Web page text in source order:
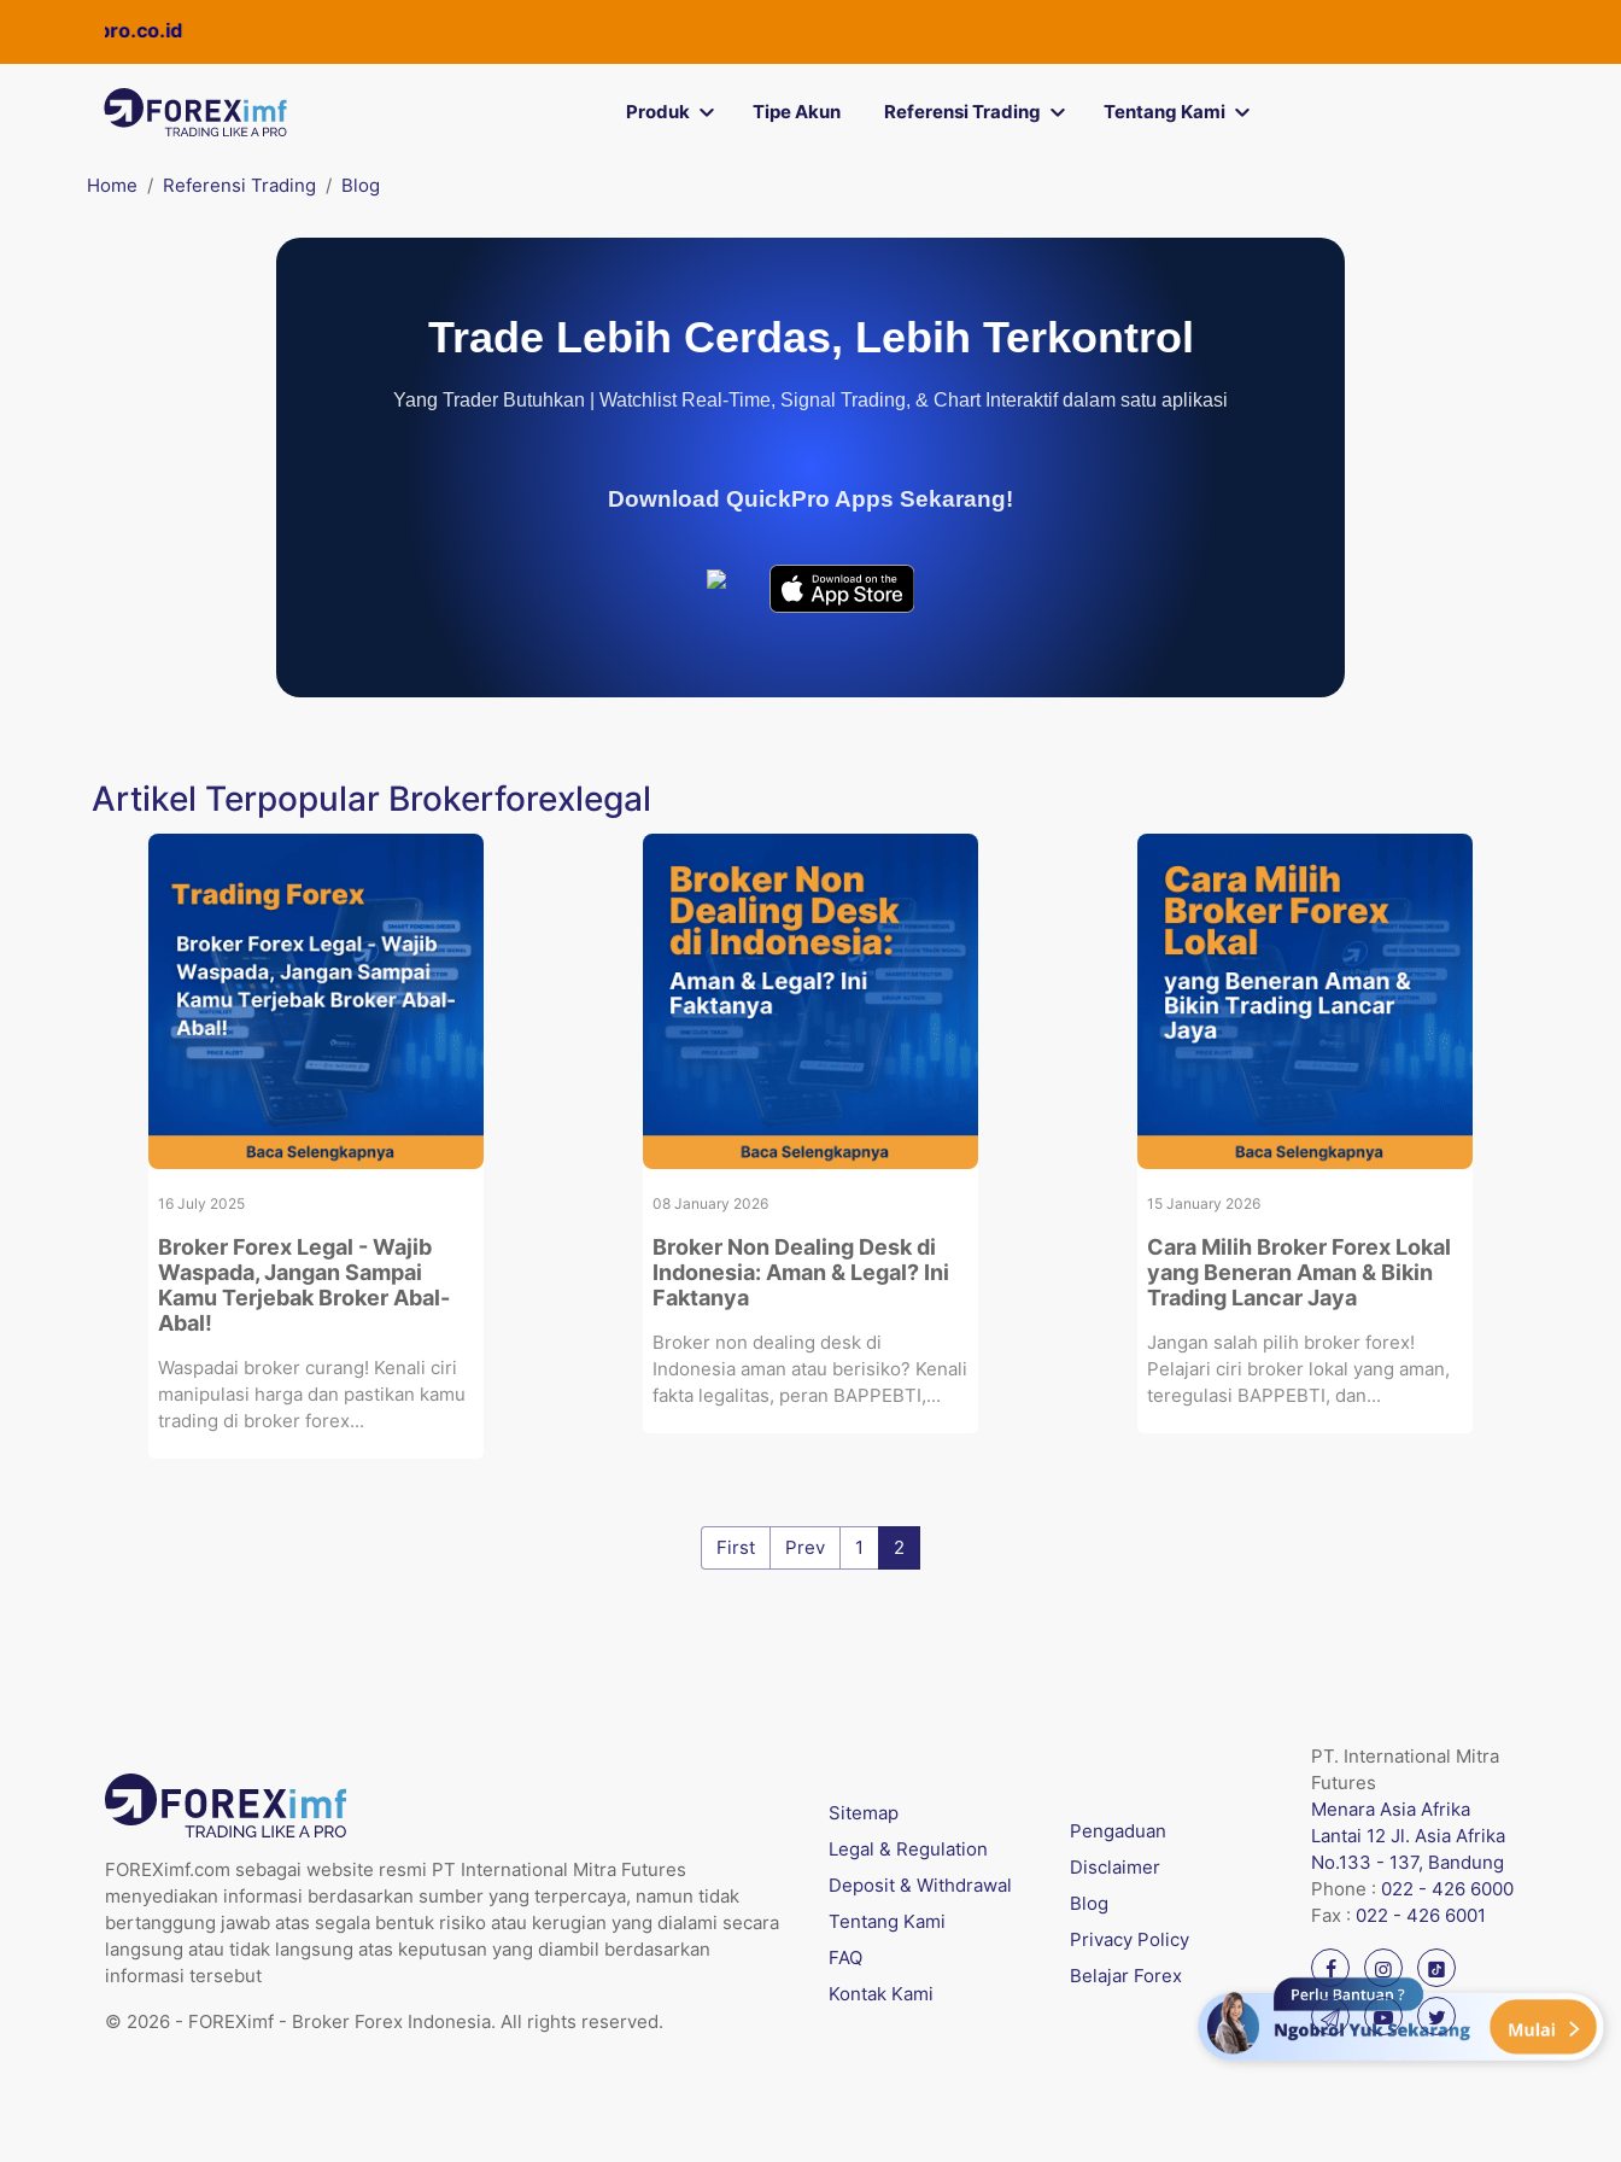
Quickpro.co.id
Produk Tipe Akun Referensi Trading Tentang Kami
Home Referensi Trading Blog
Trade Lebih Cerdas, Lebih Terkontrol
Yang Trader Butuhkan | Watchlist Real-Time, Signal Trading, & Chart Interaktif dalam satu aplikasi
Download QuickPro Apps Sekarang!
Artikel Terpopular Brokerforexlegal
16 July 2025
Broker Forex Legal - Wajib
Waspada, Jangan Sampai
Kamu Terjebak Broker Abal-
Abal!
Waspadai broker curang! Kenali ciri
manipulasi harga dan pastikan kamu
trading di broker forex...
08 January 2026
Broker Non Dealing Desk di
Indonesia: Aman & Legal? Ini
Faktanya
Broker non dealing desk di
Indonesia aman atau berisiko? Kenali
fakta legalitas, peran BAPPEBTI,...
15 January 2026
Cara Milih Broker Forex Lokal
yang Beneran Aman & Bikin
Trading Lancar Jaya
Jangan salah pilih broker forex!
Pelajari ciri broker lokal yang aman,
teregulasi BAPPEBTI, dan...
First Prev 1 2
FOREXimf.com sebagai website resmi PT International Mitra Futures
menyediakan informasi berdasarkan sumber yang terpercaya, namun tidak
bertanggung jawab atas segala bentuk risiko atau kerugian yang dialami secara
langsung atau tidak langsung atas keputusan yang diambil berdasarkan
informasi tersebut
© 2026 - FOREXimf - Broker Forex Indonesia. All rights reserved.
Sitemap
Legal & Regulation
Deposit & Withdrawal
Tentang Kami
FAQ
Kontak Kami
Pengaduan
Disclaimer
Blog
Privacy Policy
Belajar Forex
PT. International Mitra
Futures
Menara Asia Afrika
Lantai 12 Jl. Asia Afrika
No.133 - 137, Bandung
Phone : 022 - 426 6000
Fax : 022 - 426 6001